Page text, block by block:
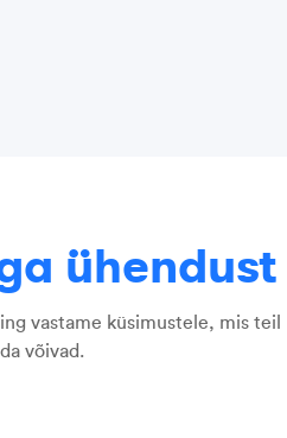
ühendust
vastame küsimustele, mis teil
võivad.